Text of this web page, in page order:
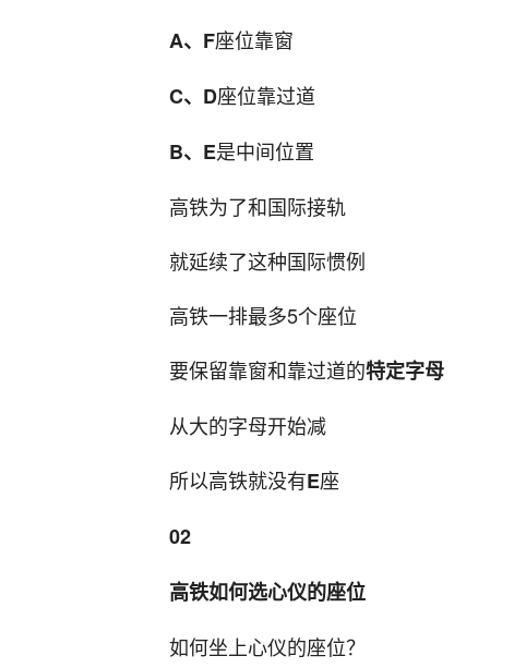
A、F座位靠窗
C、D座位靠过道
B、E是中间位置
高铁为了和国际接轨
就延续了这种国际惯例
高铁一排最多5个座位
要保留靠窗和靠过道的特定字母
从大的字母开始减
所以高铁就没有E座
02
高铁如何选心仪的座位
如何坐上心仪的座位？